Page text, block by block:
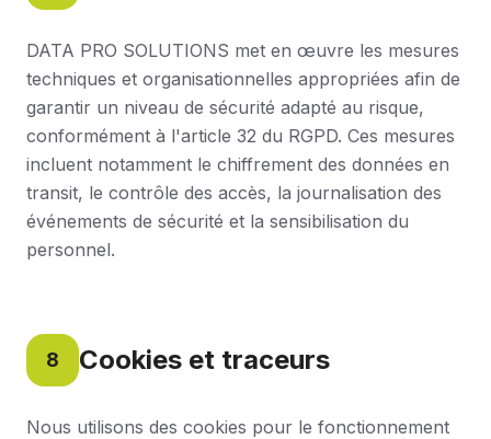
DATA PRO SOLUTIONS met en œuvre les mesures
techniques et organisationnelles appropriées afin de
garantir un niveau de sécurité adapté au risque,
conformément à l'article 32 du RGPD. Ces mesures
incluent notamment le chiffrement des données en
transit, le contrôle des accès, la journalisation des
événements de sécurité et la sensibilisation du
personnel.
8 Cookies et traceurs
Nous utilisons des cookies pour le fonctionnement